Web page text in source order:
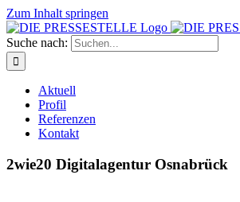
Zum Inhalt springen
Suche nach:
Aktuell
Profil
Referenzen
Kontakt
2wie20 Digitalagentur Osnabrück